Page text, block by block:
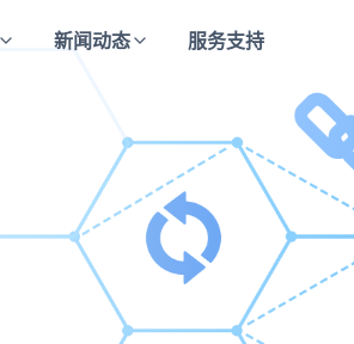
新闻动态 服务支持